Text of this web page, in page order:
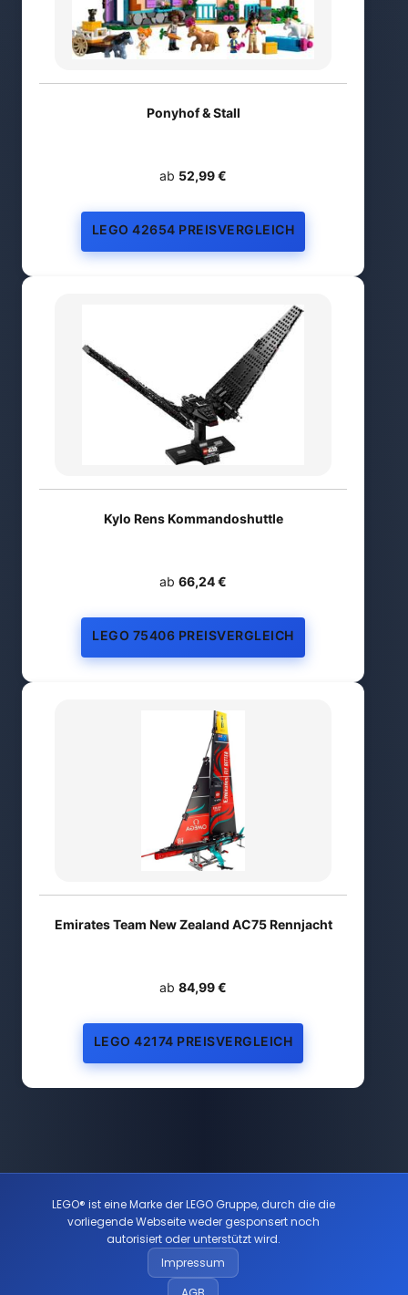
Ponyhof & Stall
ab 52,99 €
LEGO 42654 PREISVERGLEICH
Kylo Rens Kommandoshuttle
ab 66,24 €
LEGO 75406 PREISVERGLEICH
Emirates Team New Zealand AC75 Rennjacht
ab 84,99 €
LEGO 42174 PREISVERGLEICH
LEGO® ist eine Marke der LEGO Gruppe, durch die die
vorliegende Webseite weder gesponsert noch
autorisiert oder unterstützt wird.
Impressum